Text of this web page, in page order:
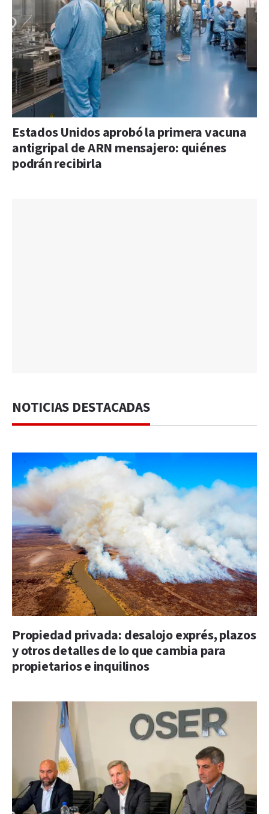
Estados Unidos aprobó la primera vacuna
antigripal de ARN mensajero: quiénes
podrán recibirla
NOTICIAS DESTACADAS
Propiedad privada: desalojo exprés, plazos
y otros detalles de lo que cambia para
propietarios e inquilinos